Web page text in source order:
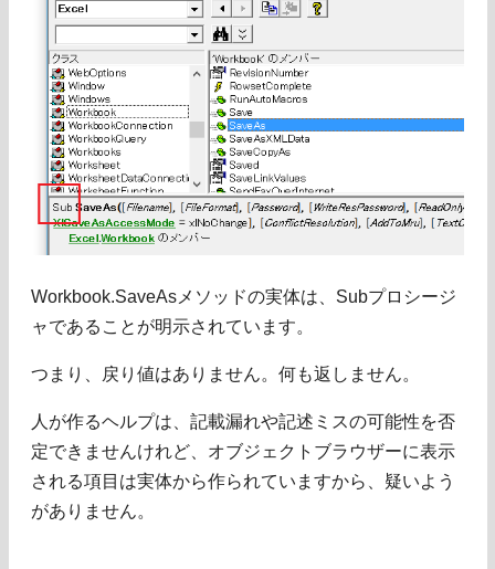
Workbook.SaveAsメソッドの実体は、Subプロシージ
ャであることが明示されています。
つまり、戻り値はありません。何も返しません。
人が作るヘルプは、記載漏れや記述ミスの可能性を否
定できませんけれど、オブジェクトブラウザーに表示
される項目は実体から作られていますから、疑いよう
がありません。